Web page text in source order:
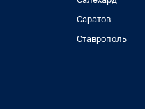
Саратов
Ставрополь